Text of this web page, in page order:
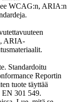
WCAG:n, ARIA:n
ARIA-
Standardoitu
Reportin
tuote täyttää
301 549.